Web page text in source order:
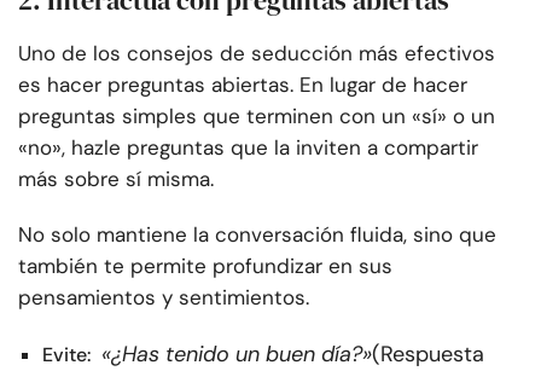
Uno de los consejos de seducción más efectivos
es hacer preguntas abiertas. En lugar de hacer
preguntas simples que terminen con un «sí» o un
«no», hazle preguntas que la inviten a compartir
más sobre sí misma.
No solo mantiene la conversación fluida, sino que
también te permite profundizar en sus
pensamientos y sentimientos.
Evite: «¿Has tenido un buen día?»(Respuesta